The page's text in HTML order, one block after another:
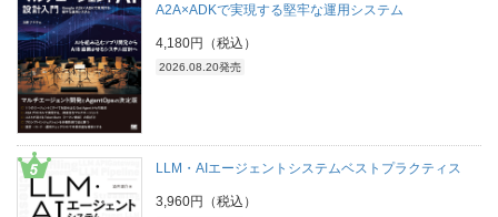
A2A×ADKで実現する堅牢な運用システム
4,180円（税込）
2026.08.20発売
LLM・AIエージェントシステムベストプラクティス
3,960円（税込）